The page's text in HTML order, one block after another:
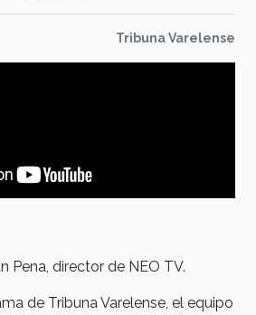
Tribuna Varelense
Pena, director de NEO TV.
de Tribuna Varelense, el equipo